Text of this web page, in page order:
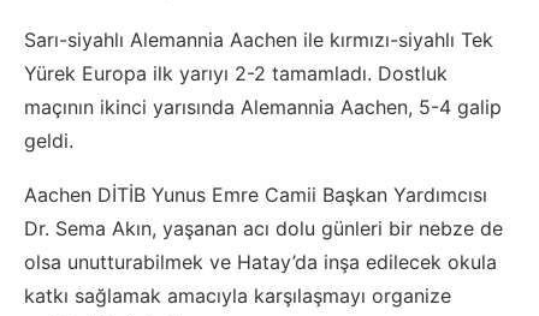
Sarı-siyahlı Alemannia Aachen ile kırmızı-siyahlı Tek
Yürek Europa ilk yarıyı 2-2 tamamladı. Dostluk
maçının ikinci yarısında Alemannia Aachen, 5-4 galip
geldi.
Aachen DİTİB Yunus Emre Camii Başkan Yardımcısı
Dr. Sema Akın, yaşanan acı dolu günleri bir nebze de
olsa unutturabilmek ve Hatay’da inşa edilecek okula
katkı sağlamak amacıyla karşılaşmayı organize